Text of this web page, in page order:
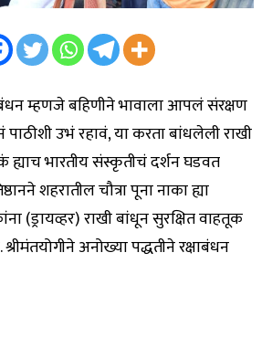
म्हणजे बहिणीने भावाला आपलं संरक्षण
उभं रहावं, या करता बांधलेली राखी
भारतीय संस्कृतीचं दर्शन घडवत
शहरातील चौत्रा पूना नाका ह्या
(ड्रायव्हर) राखी बांधून सुरक्षित वाहतूक
अनोख्या पद्धतीने रक्षाबंधन